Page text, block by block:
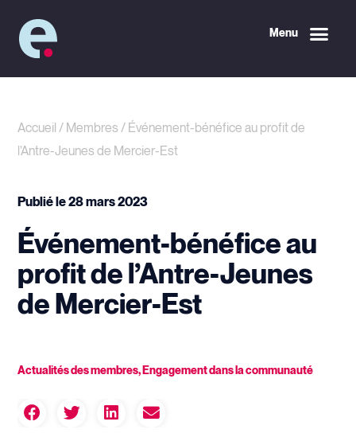
Menu
Accueil / Membres / Événement-bénéfice au profit de
l’Antre-Jeunes de Mercier-Est
Publié le28 mars 2023
Événement-bénéfice au
profit de l’Antre-Jeunes
de Mercier-Est
Actualités des membres, Engagement dans la communauté